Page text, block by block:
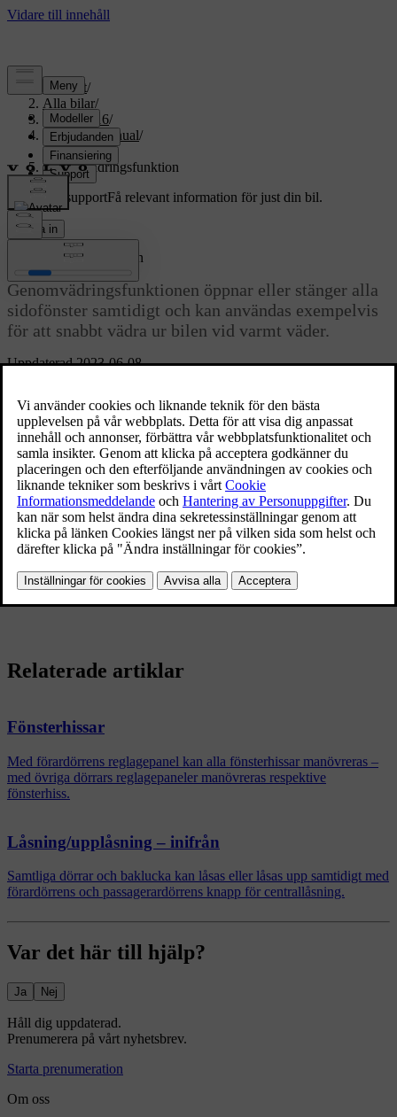
Support/
Alla bilar/
XC70 2016/
Användarmanual/
Klimat/
Genomvädringsfunktion
Anpassad supportFå relevant information för just din bil.
Logga in
Uppdaterad 2023-06-08
Genomvädringsfunktion
Genomvädringsfunktionen öppnar eller stänger alla
sidofönster samtidigt och kan användas exempelvis
för att snabbt vädra ur bilen vid varmt väder.
Centrallåsknapp
Ett långt tryck på
-symbolen i centrallåsknappen eller på
-symbolenstängeralla sidorutor samtidigt.
Relaterade artiklar
Fönsterhissar
Med förardörrens reglagepanel kan alla fönsterhissar manövreras –
med övriga dörrars reglagepaneler manövreras respektive
fönsterhiss.
Låsning/upplåsning – inifrån
Samtliga dörrar och baklucka kan låsas eller låsas upp samtidigt med
förardörrens och passagerardörrens knapp för centrallåsning.
Var det här till hjälp?
Ja Nej